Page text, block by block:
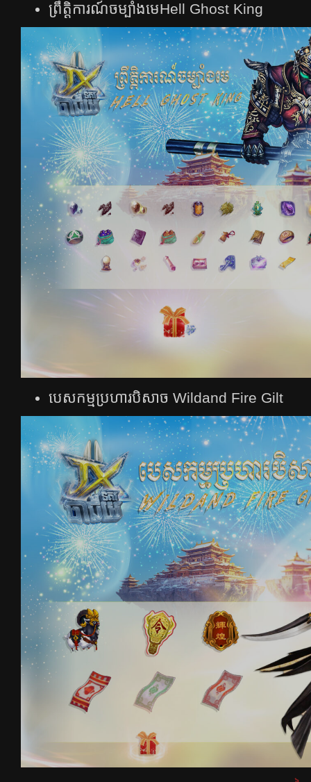
ព្រឹត្តិការណ៍ចម្បាំងមេHell Ghost King
បេសកម្មប្រហារបិសាច Wildand Fire Gilt